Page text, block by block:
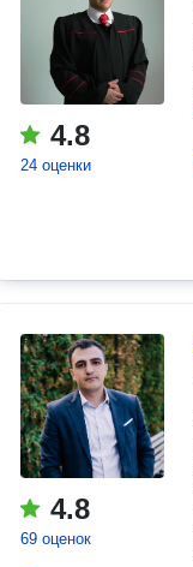
4.8
24 оценки
4.8
69 оценок